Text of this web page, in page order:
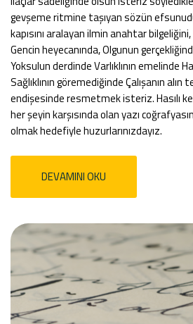
gevşeme ritmine taşıyan sözün
kapısını aralayan ilmin anahtar
Gencin heyecanında, Olgunun
Yoksulun derdinde Varlıklının emelinde
Sağlıklının göremediğinde Çalışanın alın
endişesinde resmetmek isteriz. Hasılı
her şeyin karşısında olan yazı
olmak hedefiyle huzurlarınızdayız.
DEVAMINI OKU